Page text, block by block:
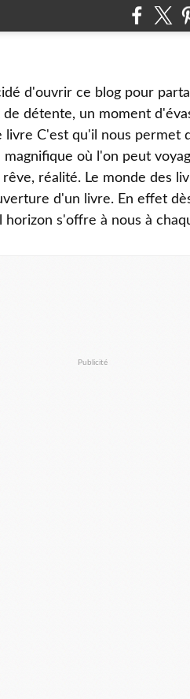
d'ouvrir ce blog pour
détente, un moment
livre C'est qu'il nous permet
où l'on peut
réalité. Le monde des
d'un livre. En effet
s'offre à nous à
Publicité